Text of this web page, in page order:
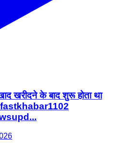
खरीदने के बाद शुरू होता था